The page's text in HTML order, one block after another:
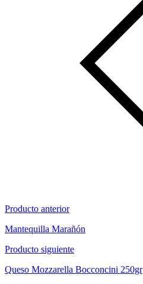
Producto anterior
Mantequilla Marañón
Producto siguiente
Queso Mozzarella Bocconcini 250gr